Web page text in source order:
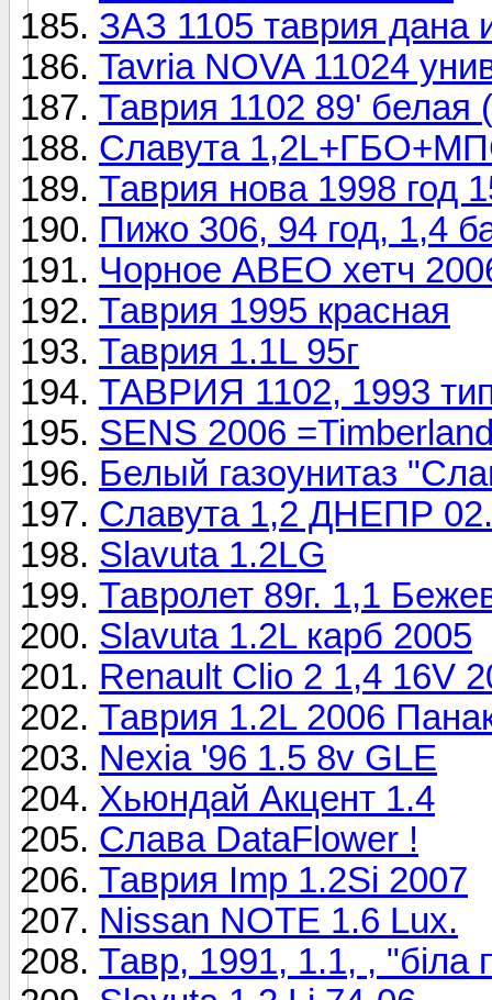
ЗАЗ 1105 таврия дана
Tavria NOVA 11024
Таврия 1102 89' белая
Славута
Таврия нова 1998 год
Пижо 306, 94 год, 1,4
Чорное АВЕО хетч
Таврия 1995 красная
Таврия 1.1L 95г
ТАВРИЯ 1102, 1993
SENS 2006
Белый газоунитаз
Славута 1,2 ДНЕПР
Slavuta 1.2LG
Тавролет 89г. 1,1
Slavuta 1.2L карб 2005
Renault Clio 2 1,4 16V
Таврия 1.2L 2006
Nexia '96 1.5 8v GLE
Хьюндай Акцент 1.4
Слава DataFlower !
Таврия Imp 1.2Si 2007
Nissan NOTE 1.6 Lux.
Тавр, 1991, 1.1, , "бiла